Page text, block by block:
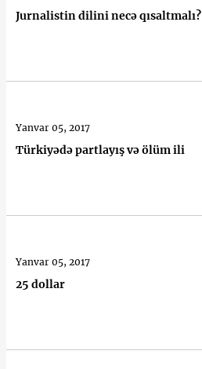
Jurnalistin dilini necə qısaltmalı?
Türkiyədə partlayış və ölüm ili
Yanvar 05, 2017
25 dollar
Yanvar 05, 2017